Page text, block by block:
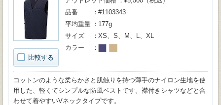
比較する
品番
#1103343
平均重量
177g
サイズ
XS、S、M、L、XL
カラー
コットンのような柔らかさと肌触りを持つ薄手のナイロン生地を使
用した、軽くてシンプルな防風ベストです。襟付きシャツなどと合
わせて着やすいVネックタイプです。